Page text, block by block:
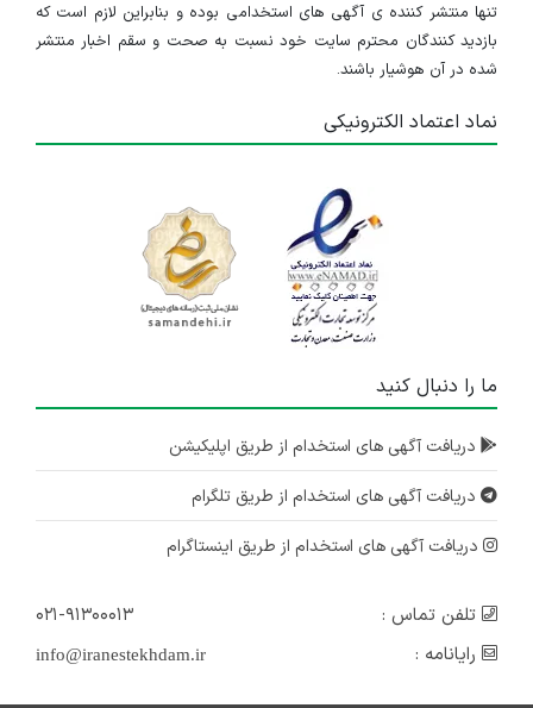
تنها منتشر کننده ی آگهی های استخدامی بوده و بنابراین لازم است که
بازدید کنندگان محترم سایت خود نسبت به صحت و سقم اخبار منتشر
شده در آن هوشیار باشند.
نماد اعتماد الکترونیکی
ما را دنبال کنید
دریافت آگهی های استخدام از طریق اپلیکیشن
دریافت آگهی های استخدام از طریق تلگرام
دریافت آگهی های استخدام از طریق اینستاگرام
تلفن تماس :
۰۲۱-۹۱۳۰۰۰۱۳
رایانامه :
info@iranestekhdam.ir